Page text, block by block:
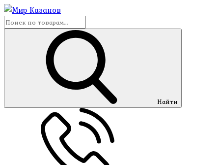
Найти